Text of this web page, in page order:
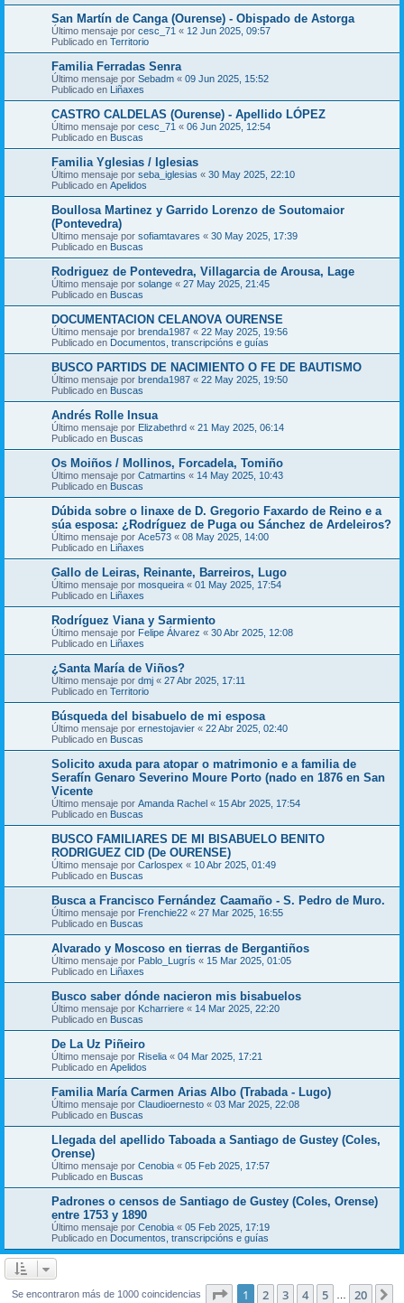
San Martín de Canga (Ourense) - Obispado de Astorga
Último mensaje por cesc_71 « 12 Jun 2025, 09:57
Publicado en Territorio
Familia Ferradas Senra
Último mensaje por Sebadm « 09 Jun 2025, 15:52
Publicado en Liñaxes
CASTRO CALDELAS (Ourense) - Apellido LÓPEZ
Último mensaje por cesc_71 « 06 Jun 2025, 12:54
Publicado en Buscas
Familia Yglesias / Iglesias
Último mensaje por seba_iglesias « 30 May 2025, 22:10
Publicado en Apelidos
Boullosa Martinez y Garrido Lorenzo de Soutomaior
(Pontevedra)
Último mensaje por sofiamtavares « 30 May 2025, 17:39
Publicado en Buscas
Rodriguez de Pontevedra, Villagarcia de Arousa, Lage
Último mensaje por solange « 27 May 2025, 21:45
Publicado en Buscas
DOCUMENTACION CELANOVA OURENSE
Último mensaje por brenda1987 « 22 May 2025, 19:56
Publicado en Documentos, transcripcións e guías
BUSCO PARTIDS DE NACIMIENTO O FE DE BAUTISMO
Último mensaje por brenda1987 « 22 May 2025, 19:50
Publicado en Buscas
Andrés Rolle Insua
Último mensaje por Elizabethrd « 21 May 2025, 06:14
Publicado en Buscas
Os Moiños / Mollinos, Forcadela, Tomiño
Último mensaje por Catmartins « 14 May 2025, 10:43
Publicado en Buscas
Dúbida sobre o linaxe de D. Gregorio Faxardo de Reino e a
súa esposa: ¿Rodríguez de Puga ou Sánchez de Ardeleiros?
Último mensaje por Ace573 « 08 May 2025, 14:00
Publicado en Liñaxes
Gallo de Leiras, Reinante, Barreiros, Lugo
Último mensaje por mosqueira « 01 May 2025, 17:54
Publicado en Liñaxes
Rodríguez Viana y Sarmiento
Último mensaje por Felipe Álvarez « 30 Abr 2025, 12:08
Publicado en Liñaxes
¿Santa María de Viños?
Último mensaje por dmj « 27 Abr 2025, 17:11
Publicado en Territorio
Búsqueda del bisabuelo de mi esposa
Último mensaje por ernestojavier « 22 Abr 2025, 02:40
Publicado en Buscas
Solicito axuda para atopar o matrimonio e a familia de
Serafín Genaro Severino Moure Porto (nado en 1876 en San
Vicente
Último mensaje por Amanda Rachel « 15 Abr 2025, 17:54
Publicado en Buscas
BUSCO FAMILIARES DE MI BISABUELO BENITO
RODRIGUEZ CID (De OURENSE)
Último mensaje por Carlospex « 10 Abr 2025, 01:49
Publicado en Buscas
Busca a Francisco Fernández Caamaño - S. Pedro de Muro.
Último mensaje por Frenchie22 « 27 Mar 2025, 16:55
Publicado en Buscas
Alvarado y Moscoso en tierras de Bergantiños
Último mensaje por Pablo_Lugrís « 15 Mar 2025, 01:05
Publicado en Liñaxes
Busco saber dónde nacieron mis bisabuelos
Último mensaje por Kcharriere « 14 Mar 2025, 22:20
Publicado en Buscas
De La Uz Piñeiro
Último mensaje por Riselia « 04 Mar 2025, 17:21
Publicado en Apelidos
Familia María Carmen Arias Albo (Trabada - Lugo)
Último mensaje por Claudioernesto « 03 Mar 2025, 22:08
Publicado en Buscas
Llegada del apellido Taboada a Santiago de Gustey (Coles,
Orense)
Último mensaje por Cenobia « 05 Feb 2025, 17:57
Publicado en Buscas
Padrones o censos de Santiago de Gustey (Coles, Orense)
entre 1753 y 1890
Último mensaje por Cenobia « 05 Feb 2025, 17:19
Publicado en Documentos, transcripcións e guías
Se encontraron más de 1000 coincidencias Página de 20
1 2 3 4 5 20